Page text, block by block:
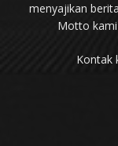
menyajikan
Motto
Kontak